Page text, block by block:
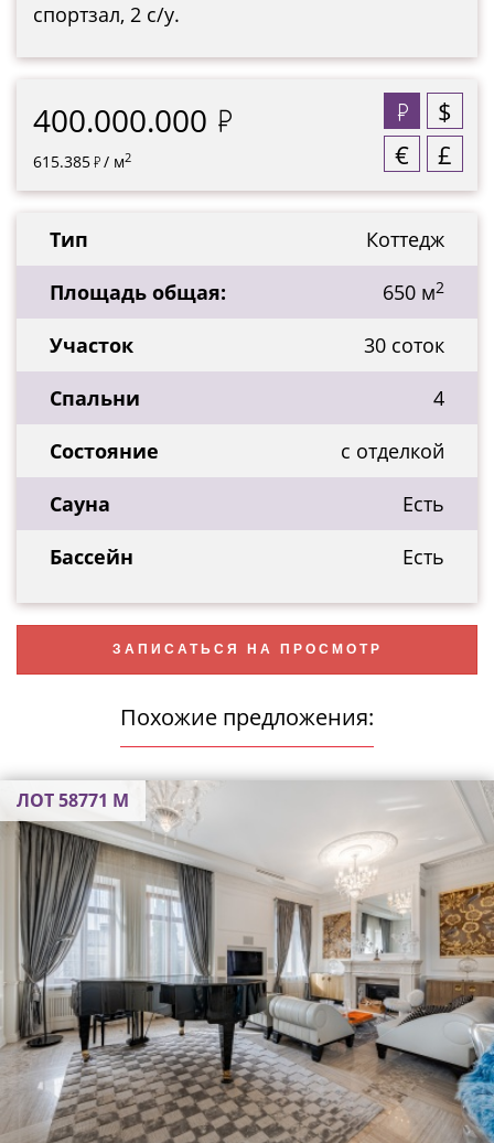
спортзал, 2 с/у.
$
£
€
400.000.000
615.385 / м2
Тип
Коттедж
Площадь общая:
650 м2
Участок
30 соток
Спальни
4
Состояние
с отделкой
Сауна
Есть
Бассейн
Есть
ЗАПИСАТЬСЯ НА ПРОСМОТР
Похожие предложения:
ЛОТ 58771 М